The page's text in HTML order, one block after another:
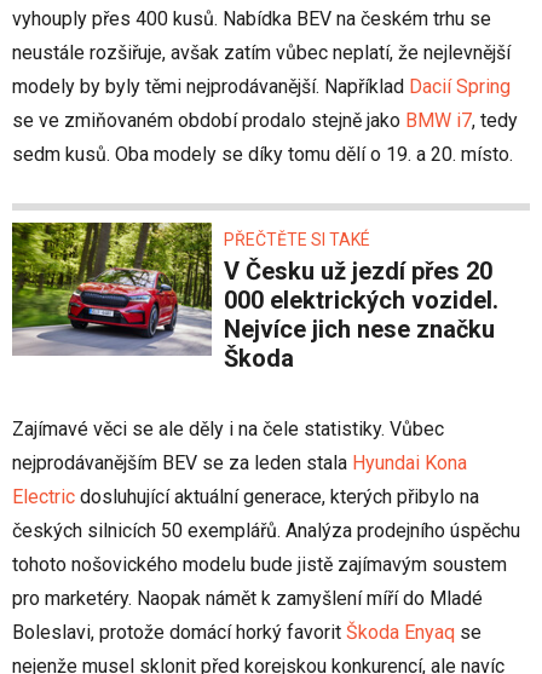
vyhouply přes 400 kusů. Nabídka BEV na českém trhu se
neustále rozšiřuje, avšak zatím vůbec neplatí, že nejlevnější
modely by byly těmi nejprodávanější. Například Dacií Spring
se ve zmiňovaném období prodalo stejně jako BMW i7, tedy
sedm kusů. Oba modely se díky tomu dělí o 19. a 20. místo.
PŘEČTĚTE SI TAKÉ
V Česku už jezdí přes 20
000 elektrických vozidel.
Nejvíce jich nese značku
Škoda
Zajímavé věci se ale děly i na čele statistiky. Vůbec
nejprodávanějším BEV se za leden stala Hyundai Kona
Electric dosluhující aktuální generace, kterých přibylo na
českých silnicích 50 exemplářů. Analýza prodejního úspěchu
tohoto nošovického modelu bude jistě zajímavým soustem
pro marketéry. Naopak námět k zamyšlení míří do Mladé
Boleslavi, protože domácí horký favorit Škoda Enyaq se
nejenže musel sklonit před korejskou konkurencí, ale navíc